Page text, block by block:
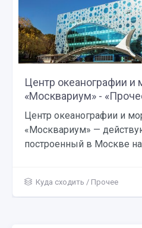
Центр океанографии и
«Москвариум» -
Центр океанографии и
«Москвариум» —
построенный в Москве
Куда сходить / Прочее